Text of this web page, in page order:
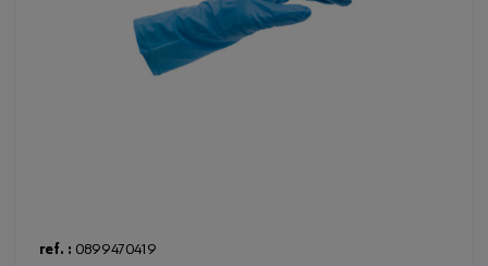
ref. : 0899470419